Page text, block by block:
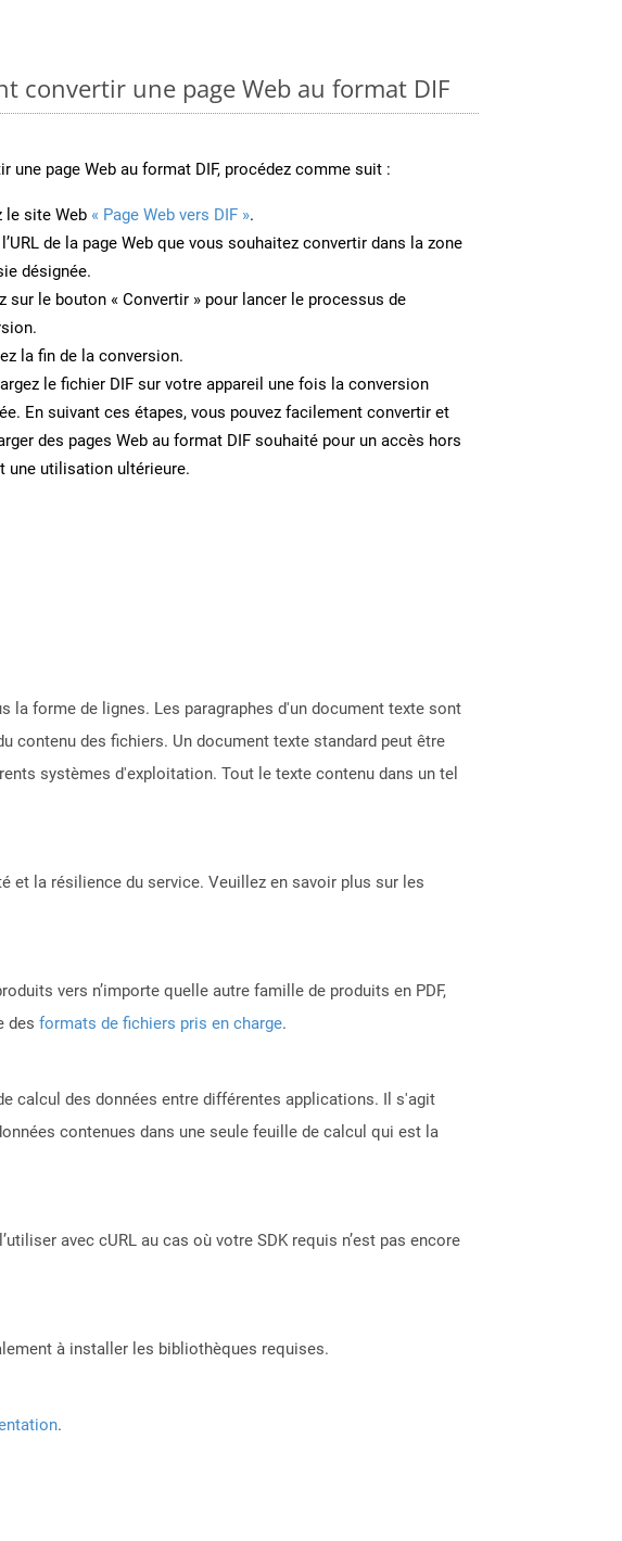
convertir une page Web au format DIF
une page Web au format DIF, procédez comme suit :
le site Web « Page Web vers DIF ».
de la page Web que vous souhaitez convertir dans la zone
désignée.
sur le bouton « Convertir » pour lancer le processus de
la fin de la conversion.
le fichier DIF sur votre appareil une fois la conversion
En suivant ces étapes, vous pouvez facilement convertir et
des pages Web au format DIF souhaité pour un accès hors
une utilisation ultérieure.
la forme de lignes. Les paragraphes d'un document texte sont
contenu des fichiers. Un document texte standard peut être
systèmes d'exploitation. Tout le texte contenu dans un tel
et la résilience du service. Veuillez en savoir plus sur les
vers n’importe quelle autre famille de produits en PDF,
des formats de fichiers pris en charge.
calcul des données entre différentes applications. Il s'agit
contenues dans une seule feuille de calcul qui est la
avec cURL au cas où votre SDK requis n’est pas encore
à installer les bibliothèques requises.
.